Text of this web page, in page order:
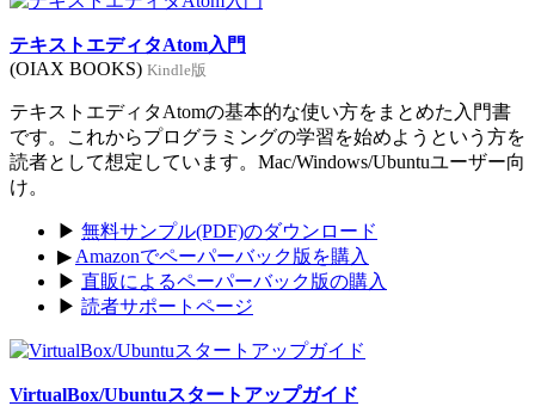
テキストエディタAtom入門
(OIAX BOOKS) Kindle版
テキストエディタAtomの基本的な使い方をまとめた入門書
です。これからプログラミングの学習を始めようという方を
読者として想定しています。Mac/Windows/Ubuntuユーザー向
け。
▶ 無料サンプル(PDF)のダウンロード
▶ Amazonでペーパーバック版を購入
▶ 直販によるペーパーバック版の購入
▶ 読者サポートページ
VirtualBox/Ubuntuスタートアップガイド